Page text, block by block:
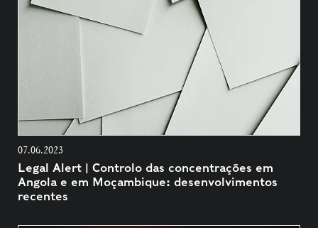
07.06.2023
Legal Alert | Controlo das concentrações em
Angola e em Moçambique: desenvolvimentos
recentes